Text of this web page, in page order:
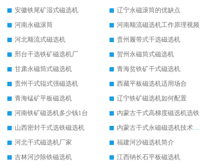
安徽铁尾矿湿式磁选机
辽宁永磁滚筒的优缺点
河南永磁滚筒
河南顺流磁选机工作原理视频
河北顺流式磁选机
贵州履带式干选磁选机
邢台干选铁矿磁选机厂
贺州永磁筒式磁选机
甘肃永磁筒式磁选机
青海贫铁矿干式磁选机
贵州干式辊式强磁选机
西藏平板磁选机适用场合
青海锰矿平板磁选机
辽宁铁矿磁选机如何配置
河南铁矿磁选机多少钱1台
内蒙古干式高梯度磁选机选铁
山西密封干式选铁磁选机
内蒙古干式永磁磁选机技术要求
河北干式磁选机厂家
福建河沙磁选机简介
吉林河沙除铁磁选机
江西钠长石平板磁选机